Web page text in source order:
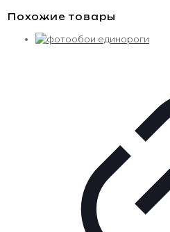
Похожие товары